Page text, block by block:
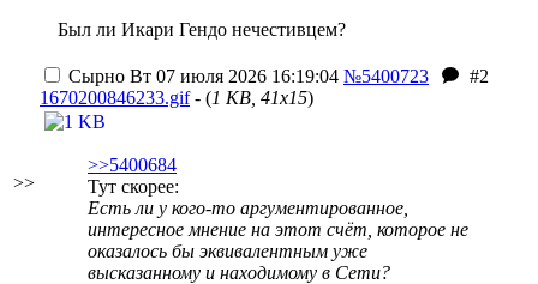
Был ли Икари Гендо нечестивцем?
>>
Сырно Вт 07 июля 2026 16:19:04 №5400723
#2
1670200846233.gif- (1 KB, 41x15)
>>5400684
Тут скорее:
Есть ли у кого-то аргументированное,
интересное мнение на этот счёт, которое не
оказалось бы эквивалентным уже
высказанному и находимому в Сети?